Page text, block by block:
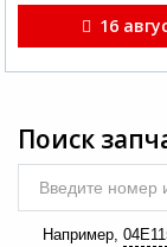
16
Поиск
Введите номер
Например,